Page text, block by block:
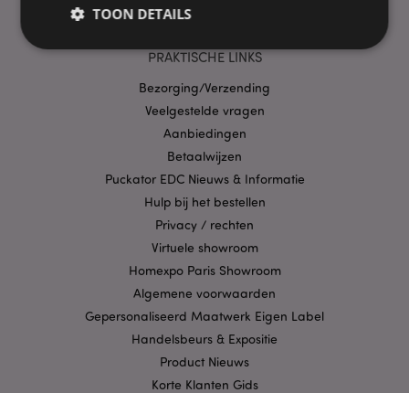
PRAKTISCHE LINKS
Bezorging/Verzending
Veelgestelde vragen
Aanbiedingen
Betaalwijzen
Puckator EDC Nieuws & Informatie
Hulp bij het bestellen
Privacy / rechten
Virtuele showroom
Homexpo Paris Showroom
Algemene voorwaarden
Gepersonaliseerd Maatwerk Eigen Label
Handelsbeurs & Expositie
Product Nieuws
Korte Klanten Gids
TOON DETAILS
Strikt noodzakelijke Prestatie
Functionaliteits
Strikt noodzakelijke cookies maken
kernfunctionaliteit van de website mogelijk, zoals
gebruikersaanmelding en accountbeheer. Zonder
goed gebruikt worden.
CookieScriptConsent